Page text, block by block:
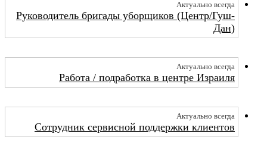
Актуально всегда
Руководитель бригады уборщиков (Центр/Гуш-
Дан)
Актуально всегда
Работа / подработка в центре Израиля
Актуально всегда
Сотрудник сервисной поддержки клиентов